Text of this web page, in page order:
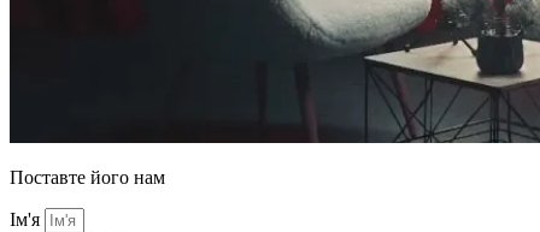
Поставте його нам
Ім'я